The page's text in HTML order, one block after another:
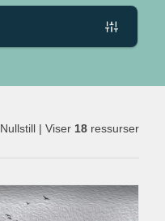
Nullstill | Viser 18 ressurser